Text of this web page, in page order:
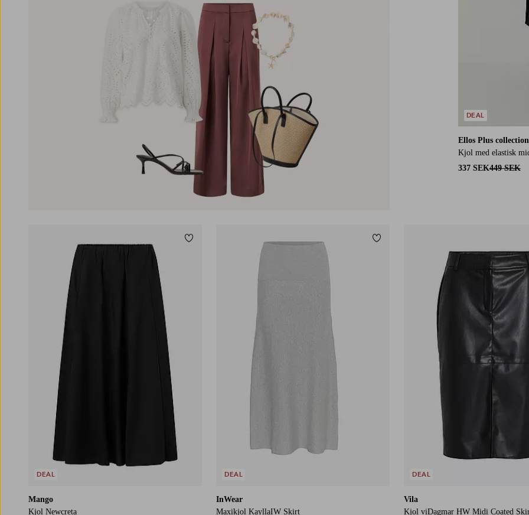
Ellos Plus collection
Kjol med elastisk
337 SEK449 SEK
DEAL
Mango
Kjol Newcreta
DEAL
Lägg till i favoriter
InWear
Maxikjol KayllaIW Skirt
DEAL
Lägg till i favoriter
Vila
Kjol viDagmar HW Midi Coated
DEAL